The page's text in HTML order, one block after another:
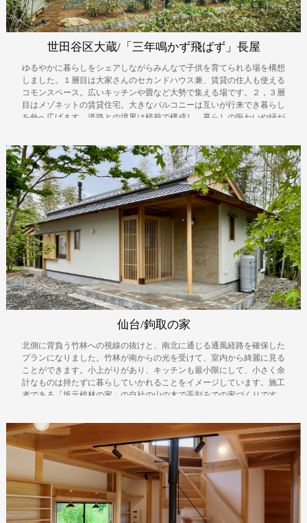
世田谷区大蔵/「三年鳴かず飛ばず」長屋
ゆるやかに暮らしをシェアしながらみんなで子供を育てられる場を構想
しました。１層目は大家さんのセカンドハウス兼、賃貸の住人も使える
コモンスペース。広いキッチンや畳など大勢で集える場です。２，３層
目はメゾネットの賃貸住宅。大きなバルコニーは互いが行来でき暮らし
を外へ広げます。道路との境界は植栽で構成し、暮らしの賑わいや緑が
仙台/鉤取の家
北側に背負う竹林への視線の抜けと、南北に通じる通風経路を確保した
プランになりました。竹林が南からの光を受けて、室内から綺麗に見る
ことができます。小上がりがあり、キッチンも最小限にして、小さく余
計なものは持たずに暮らしていかれることをイメージしています。施工
者である「坂元植林の家」の自社の山の木で手刻みでの家づくりです。